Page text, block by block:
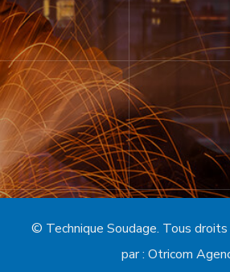
Prendre Contact
© Technique Soudage. Tous
par : Otricom